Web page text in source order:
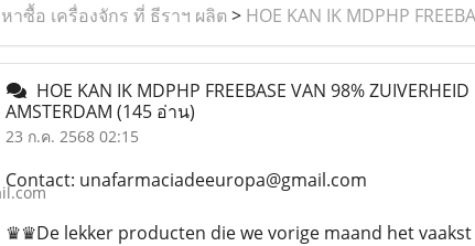
าซื้อ เครื่องจักร ที่ ธีราฯ ผลิต > HOE KAN IK MDPHP
HOE KAN IK MDPHP FREEBASE VAN 98%
AMSTERDAM (145 อ่าน)
23 ก.ค. 2568 02:15
Contact: unafarmaciadeeuropa@gmail.com
♛♛De lekker producten die we vorige maand het